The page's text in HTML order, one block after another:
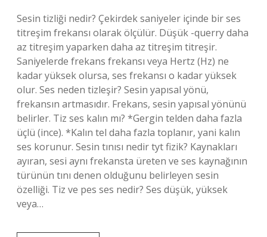
Sesin tizliği nedir? Çekirdek saniyeler içinde bir ses
titreşim frekansı olarak ölçülür. Düşük -querry daha
az titreşim yaparken daha az titreşim titreşir.
Saniyelerde frekans frekansı veya Hertz (Hz) ne
kadar yüksek olursa, ses frekansı o kadar yüksek
olur. Ses neden tizleşir? Sesin yapısal yönü,
frekansın artmasıdır. Frekans, sesin yapısal yönünü
belirler. Tiz ses kalın mı? *Gergin telden daha fazla
üçlü (ince). *Kalın tel daha fazla toplanır, yani kalın
ses korunur. Sesin tınısı nedir tyt fizik? Kaynakları
ayıran, sesi aynı frekansta üreten ve ses kaynağının
türünün tını denen olduğunu belirleyen sesin
özelliği. Tiz ve pes ses nedir? Ses düşük, yüksek
veya…